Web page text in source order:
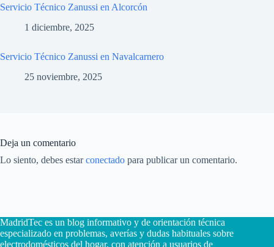
Servicio Técnico Zanussi en Alcorcón
1 diciembre, 2025
Servicio Técnico Zanussi en Navalcarnero
25 noviembre, 2025
Deja un comentario
Lo siento, debes estarconectado para publicar un comentario.
MadridTec es un blog informativo y de orientación técnica
especializado en problemas, averías y dudas habituales sobre
electrodomésticos del hogar, con atención a usuarios de